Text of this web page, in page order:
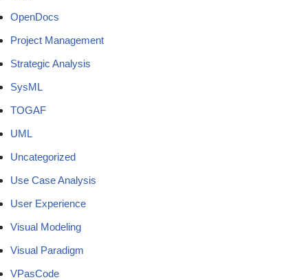
OpenDocs
Project Management
Strategic Analysis
SysML
TOGAF
UML
Uncategorized
Use Case Analysis
User Experience
Visual Modeling
Visual Paradigm
VPasCode